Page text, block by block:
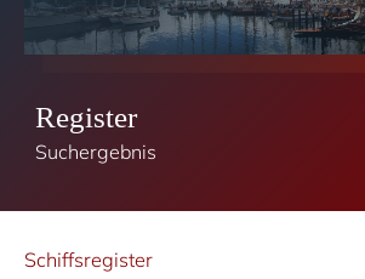
Register
Suchergebnis
Schiffsregister